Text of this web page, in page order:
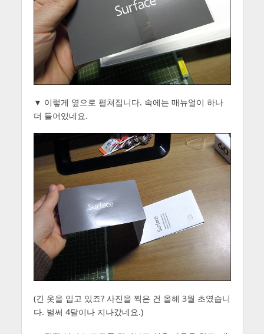
▼ 이렇게 옆으로 펼쳐집니다. 속에는 매뉴얼이 하나
더 들어있네요.
(긴 옷을 입고 있죠? 사진을 찍은 건 올해 3월 초였습니
다. 벌써 4달이나 지나갔네요.)